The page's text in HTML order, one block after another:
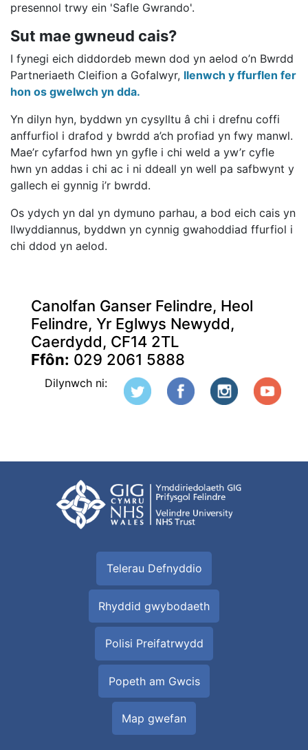
presennol trwy ein 'Safle Gwrando'.
Sut mae gwneud cais?
I fynegi eich diddordeb mewn dod yn aelod o’n Bwrdd
Partneriaeth Cleifion a Gofalwyr, llenwch y ffurflen fer
hon os gwelwch yn dda.
Yn dilyn hyn, byddwn yn cysylltu â chi i drefnu coffi
anffurfiol i drafod y bwrdd a’ch profiad yn fwy manwl.
Mae’r cyfarfod hwn yn gyfle i chi weld a yw’r cyfle
hwn yn addas i chi ac i ni ddeall yn well pa safbwynt y
gallech ei gynnig i’r bwrdd.
Os ydych yn dal yn dymuno parhau, a bod eich cais yn
llwyddiannus, byddwn yn cynnig gwahoddiad ffurfiol i
chi ddod yn aelod.
Canolfan Ganser Felindre, Heol
Felindre, Yr Eglwys Newydd,
Caerdydd, CF14 2TL
Ffôn: 029 2061 5888
Dilynwch ni:
Telerau Defnyddio
Rhyddid gwybodaeth
Polisi Preifatrwydd
Popeth am Gwcis
Map gwefan